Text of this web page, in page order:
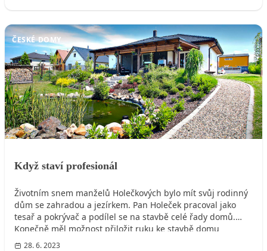
ČESKÉ DOMY
Když staví profesionál
Životním snem manželů Holečkových bylo mít svůj rodinný
dům se zahradou a jezírkem. Pan Holeček pracoval jako
tesař a pokrývač a podílel se na stavbě celé řady domů.
Konečně měl možnost přiložit ruku ke stavbě domu
vlastního.
28. 6. 2023